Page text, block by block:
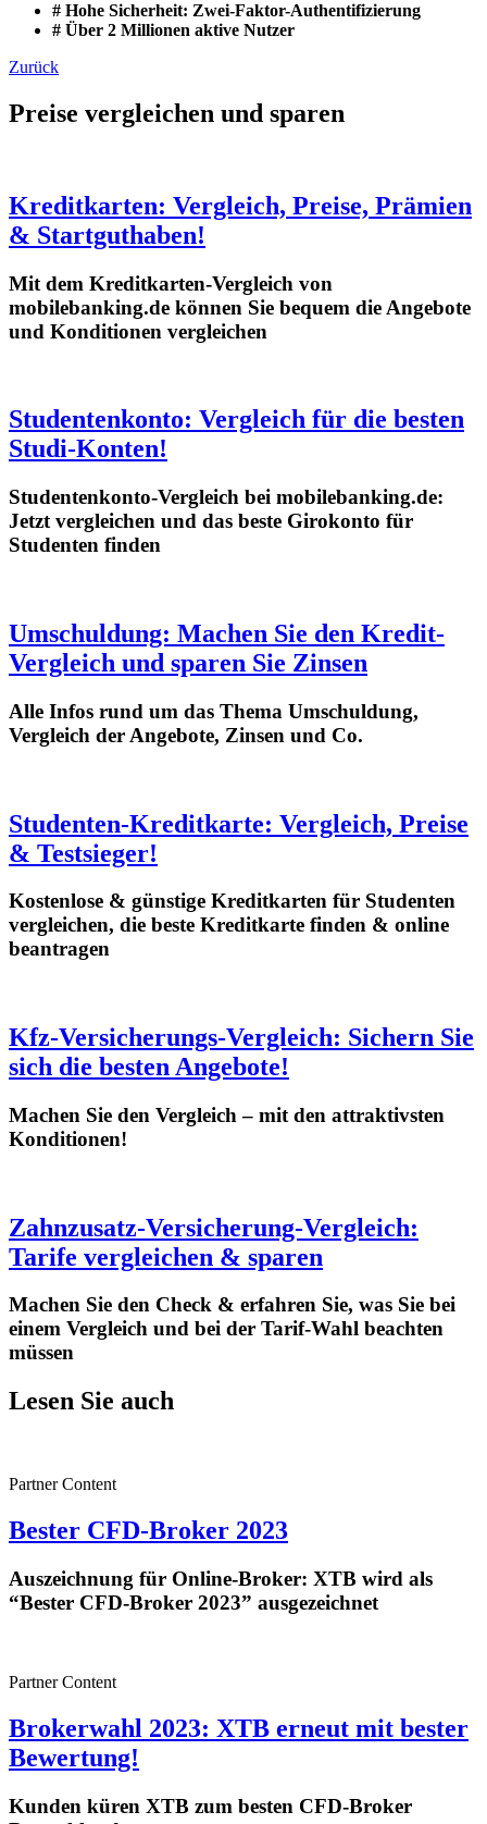
# Hohe Sicherheit: Zwei-Faktor-Authentifizierung
# Über 2 Millionen aktive Nutzer
Zurück
Preise vergleichen und sparen
Kreditkarten: Vergleich, Preise, Prämien
& Startguthaben!
Mit dem Kreditkarten-Vergleich von
mobilebanking.de können Sie bequem die Angebote
und Konditionen vergleichen
Studentenkonto: Vergleich für die besten
Studi-Konten!
Studentenkonto-Vergleich bei mobilebanking.de:
Jetzt vergleichen und das beste Girokonto für
Studenten finden
Umschuldung: Machen Sie den Kredit-
Vergleich und sparen Sie Zinsen
Alle Infos rund um das Thema Umschuldung,
Vergleich der Angebote, Zinsen und Co.
Studenten-Kreditkarte: Vergleich, Preise
& Testsieger!
Kostenlose & günstige Kreditkarten für Studenten
vergleichen, die beste Kreditkarte finden & online
beantragen
Kfz-Versicherungs-Vergleich: Sichern Sie
sich die besten Angebote!
Machen Sie den Vergleich – mit den attraktivsten
Konditionen!
Zahnzusatz-Versicherung-Vergleich:
Tarife vergleichen & sparen
Machen Sie den Check & erfahren Sie, was Sie bei
einem Vergleich und bei der Tarif-Wahl beachten
müssen
Lesen Sie auch
Partner Content
Bester CFD-Broker 2023
Auszeichnung für Online-Broker: XTB wird als
“Bester CFD-Broker 2023” ausgezeichnet
Partner Content
Brokerwahl 2023: XTB erneut mit bester
Bewertung!
Kunden küren XTB zum besten CFD-Broker